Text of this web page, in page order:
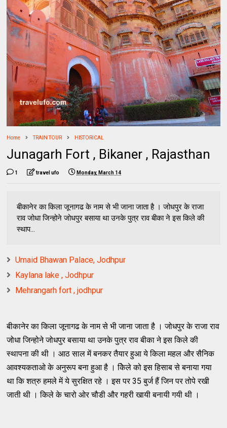
Home TRAIN TOUR HISTORICAL
Junagarh Fort , Bikaner , Rajasthan
1 travel ufo Monday, March 14
बीकानेर का किला जूनागढ के नाम से भी जाना जाता है । जोधपुर के राजा
राव जोधा जिन्होने जोधपुर बसाया था उनके पुत्र राव बीका ने इस किले की
स्थाप...
Umaid Bhawan Palace, Jodhpur
Kaylana lake , Jodhpur
Mehrangarh fort , jodhpur
बीकानेर का किला जूनागढ के नाम से भी जाना जाता है । जोधपुर के राजा राव
जोधा जिन्होने जोधपुर बसाया था उनके पुत्र राव बीका ने इस किले की
स्थापना की थी । आठ साल में बनकर तैयार हुआ ये किला महल और सैनिक
आवश्यकताओ के अनुरूप बना हुआ है । किेले को इस हिसाब से बनाया गया
था कि शत्रु हमले में ये सुरक्षित रहे । इस पर 35 बुर्ज हैं जिन पर तोपे रखी
जाती थी । किले के चारो ओर चौडी और गहरी खायी बनायी गयी थी ।